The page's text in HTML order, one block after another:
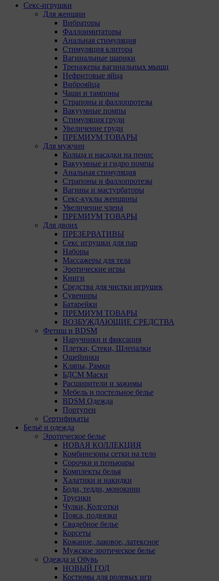
Секс-игрушки
Для женщин
Вибраторы
Фаллоимитаторы
Анальная стимуляция
Стимуляция клитора
Вагинальные шарики
Тренажеры вагинальных мышц
Нефритовые яйца
Виброяйца
Чаши и тампоны
Страпоны и фаллопротезы
Вакуумные помпы
Стимуляция груди
Увеличение груди
ПРЕМИУМ ТОВАРЫ
Для мужчин
Кольца и насадки на пенис
Вакуумные и гидро помпы
Анальная стимуляция
Страпоны и фаллопротезы
Вагины и мастурбаторы
Секс-куклы женщины
Увеличение члена
ПРЕМИУМ ТОВАРЫ
Для двоих
ПРЕЗЕРВАТИВЫ
Секс игрушки для пар
Наборы
Массажеры для тела
Эротические игры
Книги
Средства для чистки игрушек
Сувениры
Батарейки
ПРЕМИУМ ТОВАРЫ
ВОЗБУЖДАЮЩИЕ СРЕДСТВА
Фетиш и BDSM
Наручники и фиксация
Плетки, Стеки, Шлепалки
Ошейники
Кляпы, Рамки
БДСМ Маски
Расширители и зажимы
Мебель и постельное белье
BDSM Одежда
Портупеи
Сертификаты
Бельё и одежда
Эротическое белье
НОВАЯ КОЛЛЕКЦИЯ
Комбинезоны сетки на тело
Сорочки и пеньюары
Комплекты белья
Халатики и накидки
Боди, тедди, монокини
Трусики
Чулки, Колготки
Пояса, подвязки
Свадебное белье
Корсеты
Кожаное, лаковое, латексное
Мужское эротическое белье
Одежда и Обувь
НОВЫЙ ГОД
Костюмы для ролевых игр